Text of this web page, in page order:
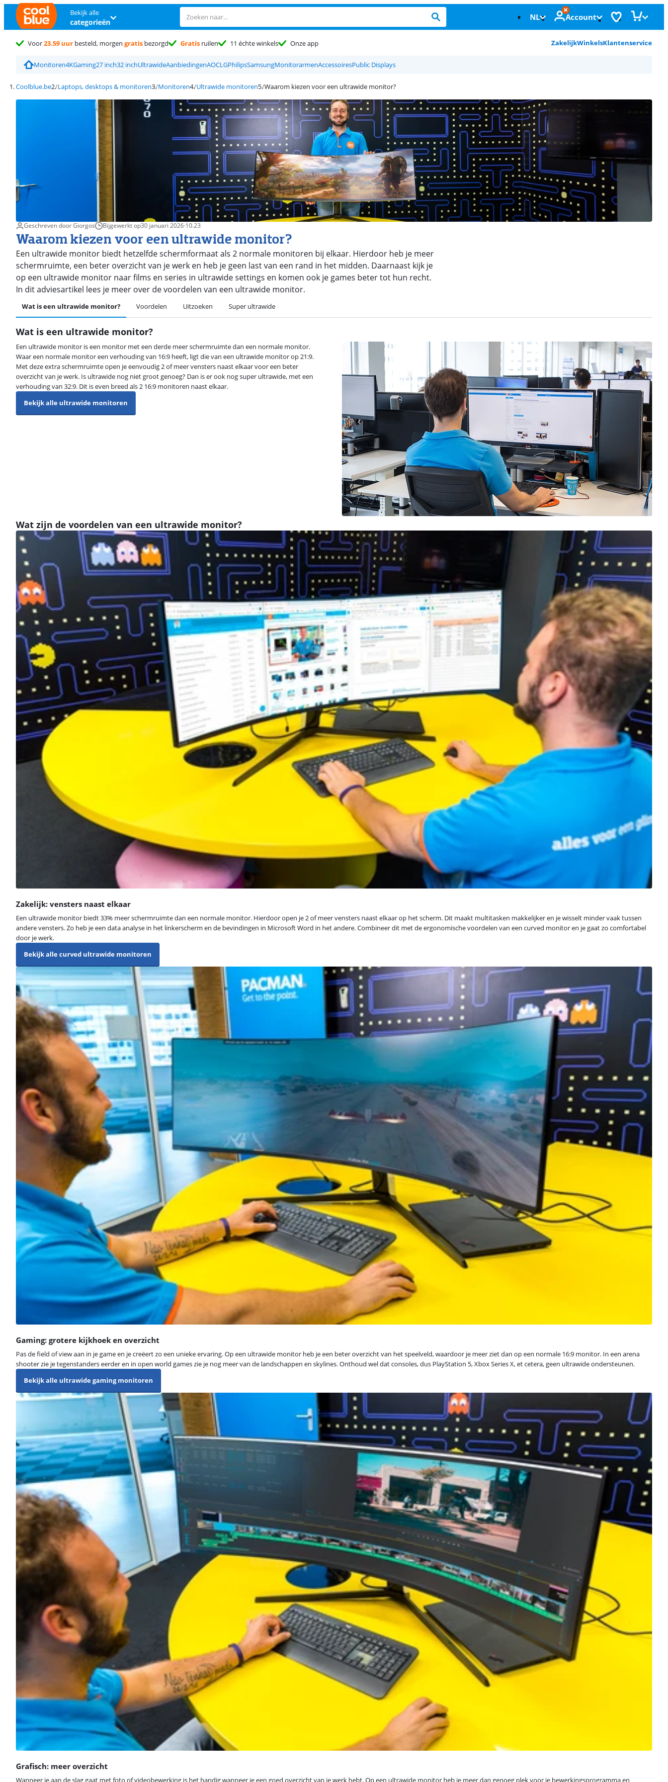
Bekijk alle
categorieën NL Account
Voor23.59 uur besteld, morgen gratis bezorgd Gratis ruilen 11 échte winkels Onze app ZakelijkWinkelsKlantenservice
Monitoren4KGaming27 inch32 inchUltrawideAanbiedingenAOCLGPhilipsSamsungMonitorarmenAccessoiresPublic Displays
Coolblue.be Laptops, desktops & monitoren Monitoren Ultrawide monitoren Waarom kiezen voor een ultrawide monitor?
Geschreven door Giorgos Bijgewerkt op30 januari 2026·10.23
Waarom kiezen voor een ultrawide monitor?
Een ultrawide monitor biedt hetzelfde schermformaat als 2 normale monitoren bij elkaar. Hierdoor heb je meer
schermruimte, een beter overzicht van je werk en heb je geen last van een rand in het midden. Daarnaast kijk je
op een ultrawide monitor naar films en series in ultrawide settings en komen ook je games beter tot hun recht.
In dit adviesartikel lees je meer over de voordelen van een ultrawide monitor.
Wat is een ultrawide monitor? Voordelen Uitzoeken Super ultrawide
Wat is een ultrawide monitor?
Een ultrawide monitor is een monitor met een derde meer schermruimte dan een normale monitor.
Waar een normale monitor een verhouding van 16:9 heeft, ligt die van een ultrawide monitor op 21:9.
Met deze extra schermruimte open je eenvoudig 2 of meer vensters naast elkaar voor een beter
overzicht van je werk. Is ultrawide nog niet groot genoeg? Dan is er ook nog super ultrawide, met een
verhouding van 32:9. Dit is even breed als 2 16:9 monitoren naast elkaar.
Bekijk alle ultrawide monitoren
Wat zijn de voordelen van een ultrawide monitor?
Zakelijk: vensters naast elkaar
Een ultrawide monitor biedt 33% meer schermruimte dan een normale monitor. Hierdoor open je 2 of meer vensters naast elkaar op het scherm. Dit maakt multitasken makkelijker en je wisselt minder vaak tussen
andere vensters. Zo heb je een data analyse in het linkerscherm en de bevindingen in Microsoft Word in het andere. Combineer dit met de ergonomische voordelen van een curved monitor en je gaat zo comfortabel
door je werk.
Bekijk alle curved ultrawide monitoren
Gaming: grotere kijkhoek en overzicht
Pas de field of view aan in je game en je creëert zo een unieke ervaring. Op een ultrawide monitor heb je een beter overzicht van het speelveld, waardoor je meer ziet dan op een normale 16:9 monitor. In een arena
shooter zie je tegenstanders eerder en in open world games zie je nog meer van de landschappen en skylines. Onthoud wel dat consoles, dus PlayStation 5, Xbox Series X, et cetera, geen ultrawide ondersteunen.
Bekijk alle ultrawide gaming monitoren
Grafisch: meer overzicht
Wanneer je aan de slag gaat met foto of videobewerking is het handig wanneer je een goed overzicht van je werk hebt. Op een ultrawide monitor heb je meer dan genoeg plek voor je bewerkingsprogramma en